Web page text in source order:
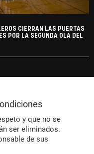
CIERRAN LAS PUERTAS
POR LA SEGUNDA OLA DEL
y que no se
ser eliminados.
de sus